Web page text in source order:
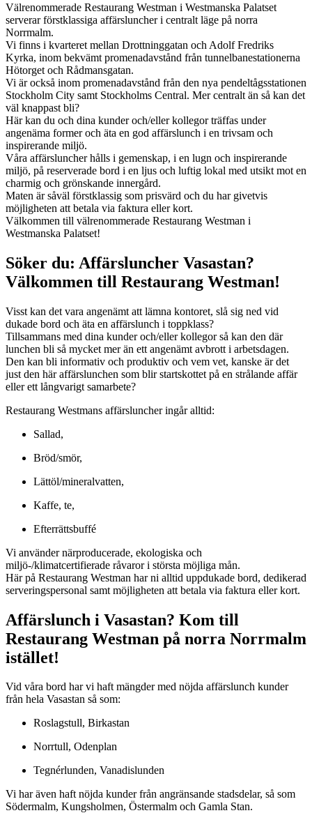
Välrenommerade Restaurang Westman i Westmanska Palatset
serverar förstklassiga affärsluncher i centralt läge på norra
Norrmalm.
Vi finns i kvarteret mellan Drottninggatan och Adolf Fredriks
Kyrka, inom bekvämt promenadavstånd från tunnelbanestationerna
Hötorget och Rådmansgatan.
Vi är också inom promenadavstånd från den nya pendeltågsstationen
Stockholm City samt Stockholms Central. Mer centralt än så kan det
väl knappast bli?
Här kan du och dina kunder och/eller kollegor träffas under
angenäma former och äta en god affärslunch i en trivsam och
inspirerande miljö.
Våra affärsluncher hålls i gemenskap, i en lugn och inspirerande
miljö, på reserverade bord i en ljus och luftig lokal med utsikt mot en
charmig och grönskande innergård.
Maten är såväl förstklassig som prisvärd och du har givetvis
möjligheten att betala via faktura eller kort.
Välkommen till välrenommerade Restaurang Westman i
Westmanska Palatset!
Söker du: Affärsluncher Vasastan?
Välkommen till Restaurang Westman!
Visst kan det vara angenämt att lämna kontoret, slå sig ned vid
dukade bord och äta en affärslunch i toppklass?
Tillsammans med dina kunder och/eller kollegor så kan den där
lunchen bli så mycket mer än ett angenämt avbrott i arbetsdagen.
Den kan bli informativ och produktiv och vem vet, kanske är det
just den här affärslunchen som blir startskottet på en strålande affär
eller ett långvarigt samarbete?
Restaurang Westmans affärsluncher ingår alltid:
Sallad,
Bröd/smör,
Lättöl/mineralvatten,
Kaffe, te,
Efterrättsbuffé
Vi använder närproducerade, ekologiska och
miljö-/klimatcertifierade råvaror i största möjliga mån.
Här på Restaurang Westman har ni alltid uppdukade bord, dedikerad
serveringspersonal samt möjligheten att betala via faktura eller kort.
Affärslunch i Vasastan? Kom till
Restaurang Westman på norra Norrmalm
istället!
Vid våra bord har vi haft mängder med nöjda affärslunch kunder
från hela Vasastan så som:
Roslagstull, Birkastan
Norrtull, Odenplan
Tegnérlunden, Vanadislunden
Vi har även haft nöjda kunder från angränsande stadsdelar, så som
Södermalm, Kungsholmen, Östermalm och Gamla Stan.